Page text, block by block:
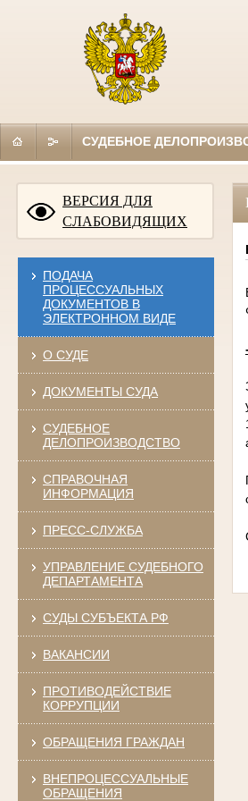
СУДЕБНОЕ
ВЕРСИЯ ДЛЯ
СЛАБОВИДЯЩИХ
ПОДАЧА
ПРОЦЕССУАЛЬНЫХ
ДОКУМЕНТОВ В
ЭЛЕКТРОННОМ ВИДЕ
О СУДЕ
ДОКУМЕНТЫ СУДА
СУДЕБНОЕ
ДЕЛОПРОИЗВОДСТВО
СПРАВОЧНАЯ
ИНФОРМАЦИЯ
ПРЕСС-СЛУЖБА
УПРАВЛЕНИЕ СУДЕБНОГО
ДЕПАРТАМЕНТА
СУДЫ СУБЪЕКТА РФ
ВАКАНСИИ
ПРОТИВОДЕЙСТВИЕ
КОРРУПЦИИ
ОБРАЩЕНИЯ ГРАЖДАН
ВНЕПРОЦЕССУАЛЬНЫЕ
ОБРАЩЕНИЯ